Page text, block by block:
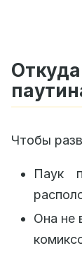
Чтобы
Паук
Она не